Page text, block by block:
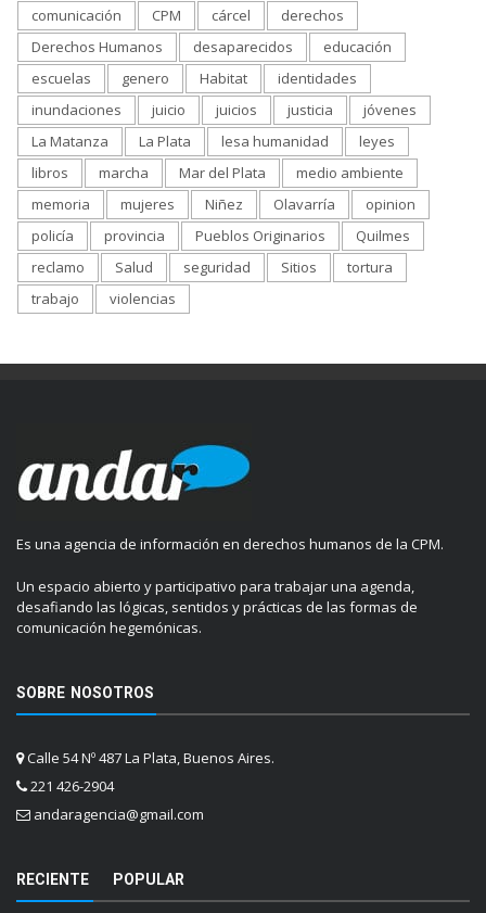
comunicación
CPM cárcel
derechos
Derechos Humanos
desaparecidos
educación
escuelas
genero Habitat
identidades
inundaciones
juicio juicios justicia
jóvenes
La Matanza
La Plata lesa humanidad
leyes
libros
marcha Mar del Plata
medio ambiente
memoria
mujeres Niñez Olavarría
opinion
policía
provincia Pueblos Originarios
Quilmes
reclamo
Salud seguridad Sitios
tortura
trabajo
violencias
Es una agencia de información en derechos humanos de la CPM.
Un espacio abierto y participativo para trabajar una agenda,
desafiando las lógicas, sentidos y prácticas de las formas de
comunicación hegemónicas.
SOBRE NOSOTROS
Calle 54 Nº 487 La Plata, Buenos Aires.
221 426-2904
andaragencia@gmail.com
RECIENTE POPULAR